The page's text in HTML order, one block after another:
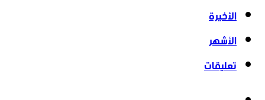
الأخيرة
الأشهر
تعليقات